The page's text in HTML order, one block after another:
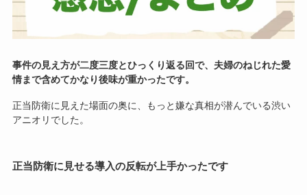
事件の見え方が二度三度とひっくり返る回で、夫婦のねじれた愛
情まで含めてかなり後味が重かったです。
正当防衛に見えた場面の奥に、もっと嫌な真相が潜んでいる渋い
アニオリでした。
正当防衛に見せる導入の反転が上手かったです